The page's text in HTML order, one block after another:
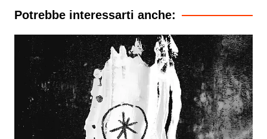
Potrebbe interessarti anche: